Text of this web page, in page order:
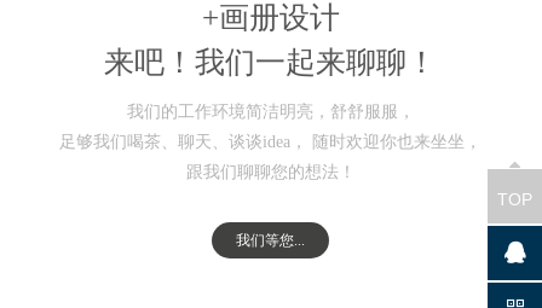
+画册设计
来吧！我们一起来聊聊！
我们的工作环境简洁明亮，舒舒服服，
足够我们喝茶、聊天、谈谈idea， 随时欢迎你也来坐坐，
跟我们聊聊您的想法！
我们等您...
TOP